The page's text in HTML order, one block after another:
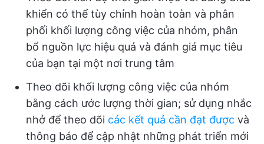
khiển có thể tùy chỉnh hoàn toàn và phân
phối khối lượng công việc của nhóm, phân
bổ nguồn lực hiệu quả và đánh giá mục tiêu
của bạn tại một nơi trung tâm
Theo dõi khối lượng công việc của nhóm
bằng cách ước lượng thời gian; sử dụng nhắc
nhở để theo dõi các kết quả cần đạt được và
thông báo để cập nhật những phát triển mới